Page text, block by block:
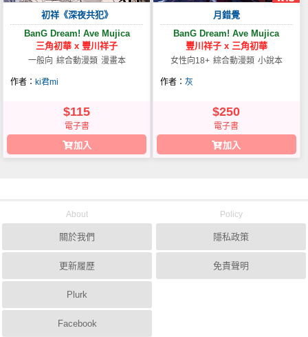
初祥《深夜共犯》
BanG Dream! Ave Mujica
三角初華 x 豐川祥子
一般向 綜合動漫類 漫畫本
作者： ki君mi
$115
電子書
加入
月錯覺
BanG Dream! Ave Mujica
豐川祥子 x 三角初華
女性向18+ 綜合動漫類 小說本
作者： 灰
$250
電子書
加入
About
關於我們
更新履歷
Plurk
Facebook
Policy
隱私政策
免責聲明